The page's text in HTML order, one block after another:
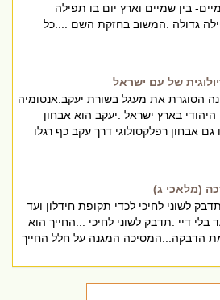
בין שמיים וארץ יום בו תפילה
גדולה .המשוב בחזקת השם ....כל
של עם ישראל
הסוגרת את מעגל בשורת יעקב.אנטומיה
היהודי בארץ ישראל .יעקב הוא אבחון
גם אבחון רפלקסולוגי דרך עקב כף רגלו
(מלאכי ג)
לשוני לחיכי לכדי תקופת חידלון ועד
בלי דיי .תדבק לשוני לחיכי ...החייך הוא
הדבקה...המסיכה המגנה על חלל החייך